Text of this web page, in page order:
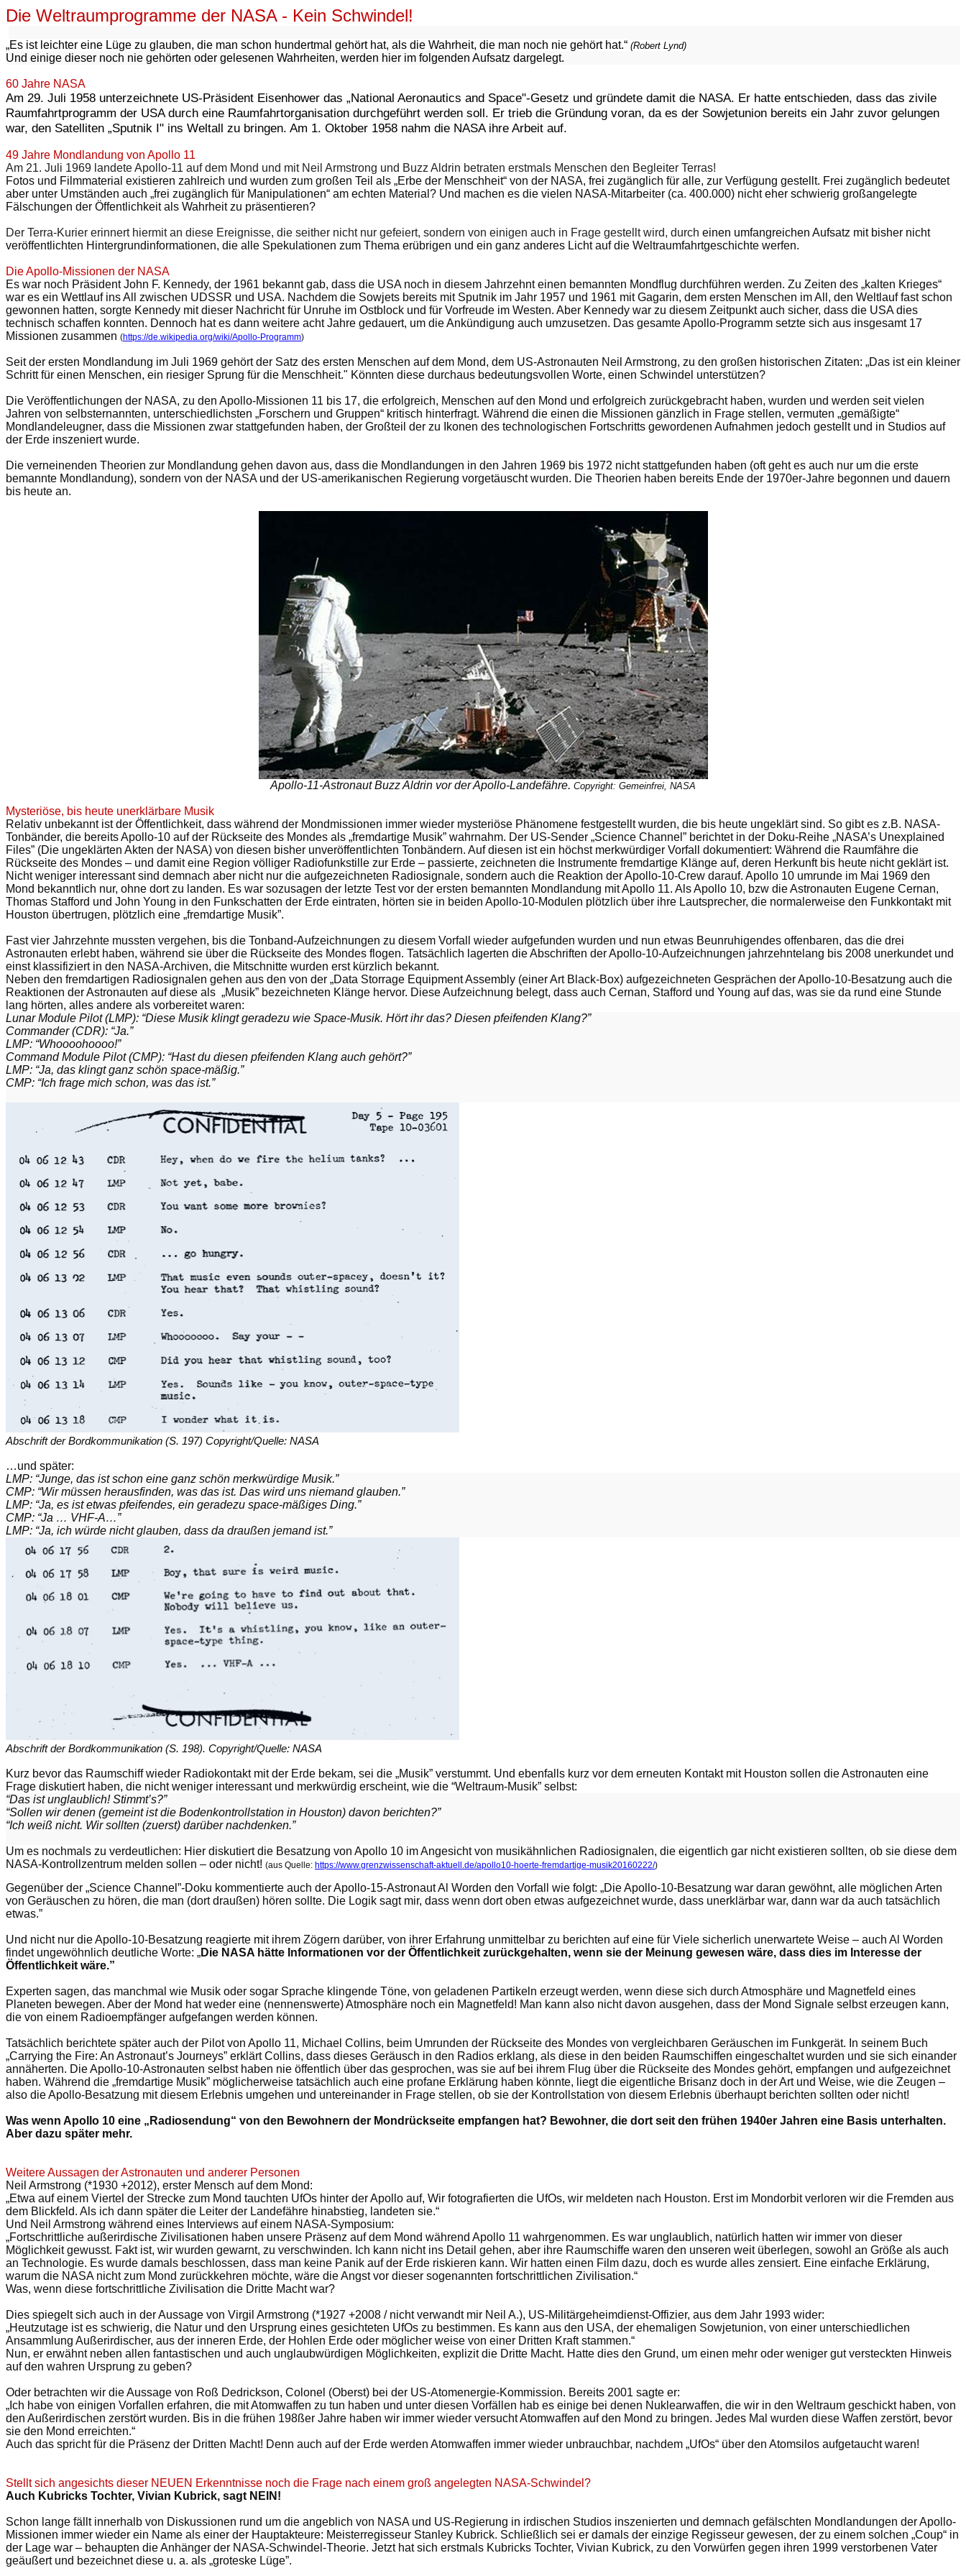
Die Weltraumprogramme der NASA - Kein Schwindel!
„Es ist leichter eine Lüge zu glauben, die man schon hundertmal gehört hat, als die Wahrheit, die man noch nie gehört hat.“ (Robert Lynd)
Und einige dieser noch nie gehörten oder gelesenen Wahrheiten, werden hier im folgenden Aufsatz dargelegt.
60 Jahre NASA
Am 29. Juli 1958 unterzeichnete US-Präsident Eisenhower das „National Aeronautics and Space"-Gesetz und gründete damit die NASA. Er hatte entschieden, dass das zivile
Raumfahrtprogramm der USA durch eine Raumfahrtorganisation durchgeführt werden soll. Er trieb die Gründung voran, da es der Sowjetunion bereits ein Jahr zuvor gelungen
war, den Satelliten „Sputnik I" ins Weltall zu bringen. Am 1. Oktober 1958 nahm die NASA ihre Arbeit auf.
49 Jahre Mondlandung von Apollo 11
Am 21. Juli 1969 landete Apollo-11 auf dem Mond und mit Neil Armstrong und Buzz Aldrin betraten erstmals Menschen den Begleiter Terras!
Fotos und Filmmaterial existieren zahlreich und wurden zum großen Teil als „Erbe der Menschheit“ von der NASA, frei zugänglich für alle, zur Verfügung gestellt. Frei zugänglich bedeutet
aber unter Umständen auch „frei zugänglich für Manipulationen“ am echten Material? Und machen es die vielen NASA-Mitarbeiter (ca. 400.000) nicht eher schwierig großangelegte
Fälschungen der Öffentlichkeit als Wahrheit zu präsentieren?
Der Terra-Kurier erinnert hiermit an diese Ereignisse, die seither nicht nur gefeiert, sondern von einigen auch in Frage gestellt wird, durch einen umfangreichen Aufsatz mit bisher nicht
veröffentlichten Hintergrundinformationen, die alle Spekulationen zum Thema erübrigen und ein ganz anderes Licht auf die Weltraumfahrtgeschichte werfen.
Die Apollo-Missionen der NASA
Es war noch Präsident John F. Kennedy, der 1961 bekannt gab, dass die USA noch in diesem Jahrzehnt einen bemannten Mondflug durchführen werden. Zu Zeiten des „kalten Krieges“
war es ein Wettlauf ins All zwischen UDSSR und USA. Nachdem die Sowjets bereits mit Sputnik im Jahr 1957 und 1961 mit Gagarin, dem ersten Menschen im All, den Weltlauf fast schon
gewonnen hatten, sorgte Kennedy mit dieser Nachricht für Unruhe im Ostblock und für Vorfreude im Westen. Aber Kennedy war zu diesem Zeitpunkt auch sicher, dass die USA dies
technisch schaffen konnten. Dennoch hat es dann weitere acht Jahre gedauert, um die Ankündigung auch umzusetzen. Das gesamte Apollo-Programm setzte sich aus insgesamt 17
Missionen zusammen (https://de.wikipedia.org/wiki/Apollo-Programm)
Seit der ersten Mondlandung im Juli 1969 gehört der Satz des ersten Menschen auf dem Mond, dem US-Astronauten Neil Armstrong, zu den großen historischen Zitaten: „Das ist ein kleiner
Schritt für einen Menschen, ein riesiger Sprung für die Menschheit." Könnten diese durchaus bedeutungsvollen Worte, einen Schwindel unterstützen?
Die Veröffentlichungen der NASA, zu den Apollo-Missionen 11 bis 17, die erfolgreich, Menschen auf den Mond und erfolgreich zurückgebracht haben, wurden und werden seit vielen
Jahren von selbsternannten, unterschiedlichsten „Forschern und Gruppen“ kritisch hinterfragt. Während die einen die Missionen gänzlich in Frage stellen, vermuten „gemäßigte“
Mondlandeleugner, dass die Missionen zwar stattgefunden haben, der Großteil der zu Ikonen des technologischen Fortschritts gewordenen Aufnahmen jedoch gestellt und in Studios auf
der Erde inszeniert wurde.
Die verneinenden Theorien zur Mondlandung gehen davon aus, dass die Mondlandungen in den Jahren 1969 bis 1972 nicht stattgefunden haben (oft geht es auch nur um die erste
bemannte Mondlandung), sondern von der NASA und der US-amerikanischen Regierung vorgetäuscht wurden. Die Theorien haben bereits Ende der 1970er-Jahre begonnen und dauern
bis heute an.
Apollo-11-Astronaut Buzz Aldrin vor der Apollo-Landefähre. Copyright: Gemeinfrei, NASA
Mysteriöse, bis heute unerklärbare Musik
Relativ unbekannt ist der Öffentlichkeit, dass während der Mondmissionen immer wieder mysteriöse Phänomene festgestellt wurden, die bis heute ungeklärt sind. So gibt es z.B. NASA-
Tonbänder, die bereits Apollo-10 auf der Rückseite des Mondes als „fremdartige Musik” wahrnahm. Der US-Sender „Science Channel” berichtet in der Doku-Reihe „NASA’s Unexplained
Files” (Die ungeklärten Akten der NASA) von diesen bisher unveröffentlichten Tonbändern. Auf diesen ist ein höchst merkwürdiger Vorfall dokumentiert: Während die Raumfähre die
Rückseite des Mondes – und damit eine Region völliger Radiofunkstille zur Erde – passierte, zeichneten die Instrumente fremdartige Klänge auf, deren Herkunft bis heute nicht geklärt ist.
Nicht weniger interessant sind demnach aber nicht nur die aufgezeichneten Radiosignale, sondern auch die Reaktion der Apollo-10-Crew darauf. Apollo 10 umrunde im Mai 1969 den
Mond bekanntlich nur, ohne dort zu landen. Es war sozusagen der letzte Test vor der ersten bemannten Mondlandung mit Apollo 11. Als Apollo 10, bzw die Astronauten Eugene Cernan,
Thomas Stafford und John Young in den Funkschatten der Erde eintraten, hörten sie in beiden Apollo-10-Modulen plötzlich über ihre Lautsprecher, die normalerweise den Funkkontakt mit
Houston übertrugen, plötzlich eine „fremdartige Musik”.
Fast vier Jahrzehnte mussten vergehen, bis die Tonband-Aufzeichnungen zu diesem Vorfall wieder aufgefunden wurden und nun etwas Beunruhigendes offenbaren, das die drei
Astronauten erlebt haben, während sie über die Rückseite des Mondes flogen. Tatsächlich lagerten die Abschriften der Apollo-10-Aufzeichnungen jahrzehntelang bis 2008 unerkundet und
einst klassifiziert in den NASA-Archiven, die Mitschnitte wurden erst kürzlich bekannt.
Neben den fremdartigen Radiosignalen gehen aus den von der „Data Storrage Equipment Assembly (einer Art Black-Box) aufgezeichneten Gesprächen der Apollo-10-Besatzung auch die
Reaktionen der Astronauten auf diese als „Musik” bezeichneten Klänge hervor. Diese Aufzeichnung belegt, dass auch Cernan, Stafford und Young auf das, was sie da rund eine Stunde
lang hörten, alles andere als vorbereitet waren:
Lunar Module Pilot (LMP): “Diese Musik klingt geradezu wie Space-Musik. Hört ihr das? Diesen pfeifenden Klang?”
Commander (CDR): “Ja.”
LMP: “Whoooohoooo!”
Command Module Pilot (CMP): “Hast du diesen pfeifenden Klang auch gehört?”
LMP: “Ja, das klingt ganz schön space-mäßig.”
CMP: “Ich frage mich schon, was das ist.”
Abschrift der Bordkommunikation (S. 197) Copyright/Quelle: NASA
…und später:
LMP: “Junge, das ist schon eine ganz schön merkwürdige Musik.”
CMP: “Wir müssen herausfinden, was das ist. Das wird uns niemand glauben.”
LMP: “Ja, es ist etwas pfeifendes, ein geradezu space-mäßiges Ding.”
CMP: “Ja … VHF-A…”
LMP: “Ja, ich würde nicht glauben, dass da draußen jemand ist.”
Abschrift der Bordkommunikation (S. 198). Copyright/Quelle: NASA
Kurz bevor das Raumschiff wieder Radiokontakt mit der Erde bekam, sei die „Musik” verstummt. Und ebenfalls kurz vor dem erneuten Kontakt mit Houston sollen die Astronauten eine
Frage diskutiert haben, die nicht weniger interessant und merkwürdig erscheint, wie die “Weltraum-Musik” selbst:
“Das ist unglaublich! Stimmt’s?”
“Sollen wir denen (gemeint ist die Bodenkontrollstation in Houston) davon berichten?”
“Ich weiß nicht. Wir sollten (zuerst) darüber nachdenken.”
Um es nochmals zu verdeutlichen: Hier diskutiert die Besatzung von Apollo 10 im Angesicht von musikähnlichen Radiosignalen, die eigentlich gar nicht existieren sollten, ob sie diese dem
NASA-Kontrollzentrum melden sollen – oder nicht! (aus Quelle: https://www.grenzwissenschaft-aktuell.de/apollo10-hoerte-fremdartige-musik20160222/)
Gegenüber der „Science Channel”-Doku kommentierte auch der Apollo-15-Astronaut Al Worden den Vorfall wie folgt: „Die Apollo-10-Besatzung war daran gewöhnt, alle möglichen Arten
von Geräuschen zu hören, die man (dort draußen) hören sollte. Die Logik sagt mir, dass wenn dort oben etwas aufgezeichnet wurde, dass unerklärbar war, dann war da auch tatsächlich
etwas.”
Und nicht nur die Apollo-10-Besatzung reagierte mit ihrem Zögern darüber, von ihrer Erfahrung unmittelbar zu berichten auf eine für Viele sicherlich unerwartete Weise – auch Al Worden
findet ungewöhnlich deutliche Worte: „Die NASA hätte Informationen vor der Öffentlichkeit zurückgehalten, wenn sie der Meinung gewesen wäre, dass dies im Interesse der
Öffentlichkeit wäre.”
Experten sagen, das manchmal wie Musik oder sogar Sprache klingende Töne, von geladenen Partikeln erzeugt werden, wenn diese sich durch Atmosphäre und Magnetfeld eines
Planeten bewegen. Aber der Mond hat weder eine (nennenswerte) Atmosphäre noch ein Magnetfeld! Man kann also nicht davon ausgehen, dass der Mond Signale selbst erzeugen kann,
die von einem Radioempfänger aufgefangen werden können.
Tatsächlich berichtete später auch der Pilot von Apollo 11, Michael Collins, beim Umrunden der Rückseite des Mondes von vergleichbaren Geräuschen im Funkgerät. In seinem Buch
„Carrying the Fire: An Astronaut’s Journeys” erklärt Collins, dass dieses Geräusch in den Radios erklang, als diese in den beiden Raumschiffen eingeschaltet wurden und sie sich einander
annäherten. Die Apollo-10-Astronauten selbst haben nie öffentlich über das gesprochen, was sie auf bei ihrem Flug über die Rückseite des Mondes gehört, empfangen und aufgezeichnet
haben. Während die „fremdartige Musik” möglicherweise tatsächlich auch eine profane Erklärung haben könnte, liegt die eigentliche Brisanz doch in der Art und Weise, wie die Zeugen –
also die Apollo-Besatzung mit diesem Erlebnis umgehen und untereinander in Frage stellen, ob sie der Kontrollstation von diesem Erlebnis überhaupt berichten sollten oder nicht!
Was wenn Apollo 10 eine „Radiosendung“ von den Bewohnern der Mondrückseite empfangen hat? Bewohner, die dort seit den frühen 1940er Jahren eine Basis unterhalten.
Aber dazu später mehr.
Weitere Aussagen der Astronauten und anderer Personen
Neil Armstrong (*1930 +2012), erster Mensch auf dem Mond:
„Etwa auf einem Viertel der Strecke zum Mond tauchten UfOs hinter der Apollo auf, Wir fotografierten die UfOs, wir meldeten nach Houston. Erst im Mondorbit verloren wir die Fremden aus
dem Blickfeld. Als ich dann später die Leiter der Landefähre hinabstieg, landeten sie.“
Und Neil Armstrong während eines Interviews auf einem NASA-Symposium:
„Fortschrittliche außerirdische Zivilisationen haben unsere Präsenz auf dem Mond während Apollo 11 wahrgenommen. Es war unglaublich, natürlich hatten wir immer von dieser
Möglichkeit gewusst. Fakt ist, wir wurden gewarnt, zu verschwinden. Ich kann nicht ins Detail gehen, aber ihre Raumschiffe waren den unseren weit überlegen, sowohl an Größe als auch
an Technologie. Es wurde damals beschlossen, dass man keine Panik auf der Erde riskieren kann. Wir hatten einen Film dazu, doch es wurde alles zensiert. Eine einfache Erklärung,
warum die NASA nicht zum Mond zurückkehren möchte, wäre die Angst vor dieser sogenannten fortschrittlichen Zivilisation.“
Was, wenn diese fortschrittliche Zivilisation die Dritte Macht war?
Dies spiegelt sich auch in der Aussage von Virgil Armstrong (*1927 +2008 / nicht verwandt mir Neil A.), US-Militärgeheimdienst-Offizier, aus dem Jahr 1993 wider:
„Heutzutage ist es schwierig, die Natur und den Ursprung eines gesichteten UfOs zu bestimmen. Es kann aus den USA, der ehemaligen Sowjetunion, von einer unterschiedlichen
Ansammlung Außerirdischer, aus der inneren Erde, der Hohlen Erde oder möglicher weise von einer Dritten Kraft stammen.“
Nun, er erwähnt neben allen fantastischen und auch unglaubwürdigen Möglichkeiten, explizit die Dritte Macht. Hatte dies den Grund, um einen mehr oder weniger gut versteckten Hinweis
auf den wahren Ursprung zu geben?
Oder betrachten wir die Aussage von Roß Dedrickson, Colonel (Oberst) bei der US-Atomenergie-Kommission. Bereits 2001 sagte er:
„Ich habe von einigen Vorfallen erfahren, die mit Atomwaffen zu tun haben und unter diesen Vorfällen hab es einige bei denen Nuklearwaffen, die wir in den Weltraum geschickt haben, von
den Außerirdischen zerstört wurden. Bis in die frühen 198ßer Jahre haben wir immer wieder versucht Atomwaffen auf den Mond zu bringen. Jedes Mal wurden diese Waffen zerstört, bevor
sie den Mond erreichten.“
Auch das spricht für die Präsenz der Dritten Macht! Denn auch auf der Erde werden Atomwaffen immer wieder unbrauchbar, nachdem „UfOs“ über den Atomsilos aufgetaucht waren!
Stellt sich angesichts dieser NEUEN Erkenntnisse noch die Frage nach einem groß angelegten NASA-Schwindel?
Auch Kubricks Tochter, Vivian Kubrick, sagt NEIN!
Schon lange fällt innerhalb von Diskussionen rund um die angeblich von NASA und US-Regierung in irdischen Studios inszenierten und demnach gefälschten Mondlandungen der Apollo-
Missionen immer wieder ein Name als einer der Hauptakteure: Meisterregisseur Stanley Kubrick. Schließlich sei er damals der einzige Regisseur gewesen, der zu einem solchen „Coup“ in
der Lage war – behaupten die Anhänger der NASA-Schwindel-Theorie. Jetzt hat sich erstmals Kubricks Tochter, Vivian Kubrick, zu den Vorwürfen gegen ihren 1999 verstorbenen Vater
geäußert und bezeichnet diese u. a. als „groteske Lüge”.